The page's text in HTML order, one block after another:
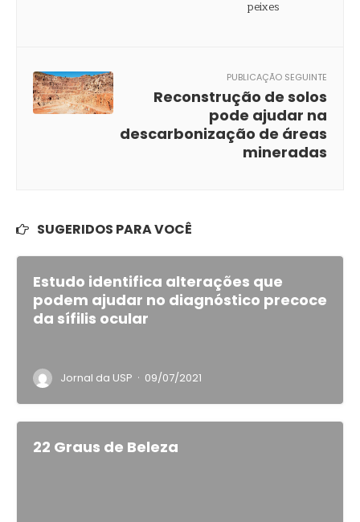
PUBLICAÇÃO SEGUINTE
Reconstrução de solos
pode ajudar na
descarbonização de áreas
mineradas
SUGERIDOS PARA VOCÊ
Estudo identifica alterações que
podem ajudar no diagnóstico precoce
da sífilis ocular
Jornal da USP · 09/07/2021
22 Graus de Beleza